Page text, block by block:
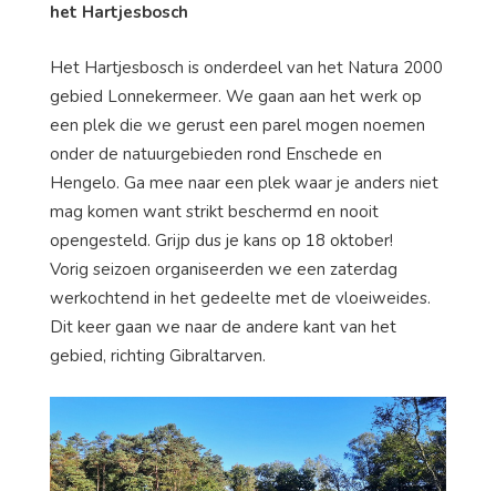
het Hartjesbosch
Het Hartjesbosch is onderdeel van het Natura 2000
gebied Lonnekermeer. We gaan aan het werk op
een plek die we gerust een parel mogen noemen
onder de natuurgebieden rond Enschede en
Hengelo. Ga mee naar een plek waar je anders niet
mag komen want strikt beschermd en nooit
opengesteld. Grijp dus je kans op 18 oktober!
Vorig seizoen organiseerden we een zaterdag
werkochtend in het gedeelte met de vloeiweides.
Dit keer gaan we naar de andere kant van het
gebied, richting Gibraltarven.